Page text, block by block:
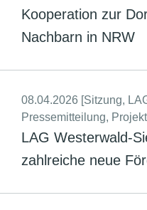
Kooperation zur
Nachbarn in NRW
08.04.2026 [Sitzung,
Pressemitteilung,
LAG Westerwald-
zahlreiche neue